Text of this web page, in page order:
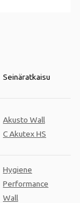
Seinäratkaisu
Akusto Wall
C Akutex HS
Hygiene
Performance
Wall